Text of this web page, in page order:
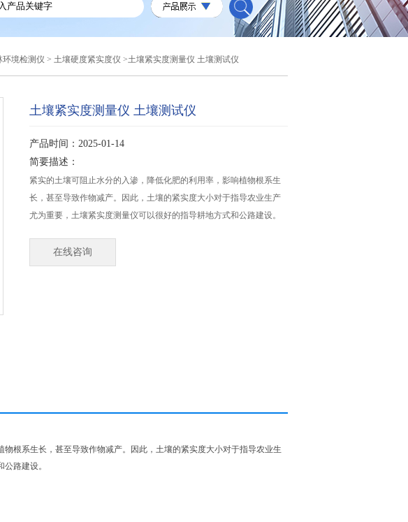
环境检测仪 > 土壤硬度紧实度仪 >土壤紧实度测量仪 土壤测试仪
土壤紧实度测量仪 土壤测试仪
产品时间：2025-01-14
简要描述：
紧实的土壤可阻止水分的入渗，降低化肥的利用率，影响植物根系生
长，甚至导致作物减产。因此，土壤的紧实度大小对于指导农业生产
尤为重要，土壤紧实度测量仪可以很好的指导耕地方式和公路建设。
在线咨询
根系生长，甚至导致作物减产。因此，土壤的紧实度大小对于指导农业生
路建设。